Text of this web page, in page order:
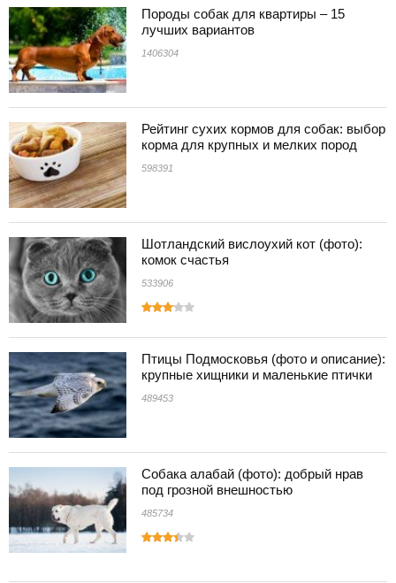
Породы собак для квартиры – 15
лучших вариантов
1406304
Рейтинг сухих кормов для собак: выбор
корма для крупных и мелких пород
598391
Шотландский вислоухий кот (фото):
комок счастья
533906
Птицы Подмосковья (фото и описание):
крупные хищники и маленькие птички
489453
Собака алабай (фото): добрый нрав
под грозной внешностью
485734